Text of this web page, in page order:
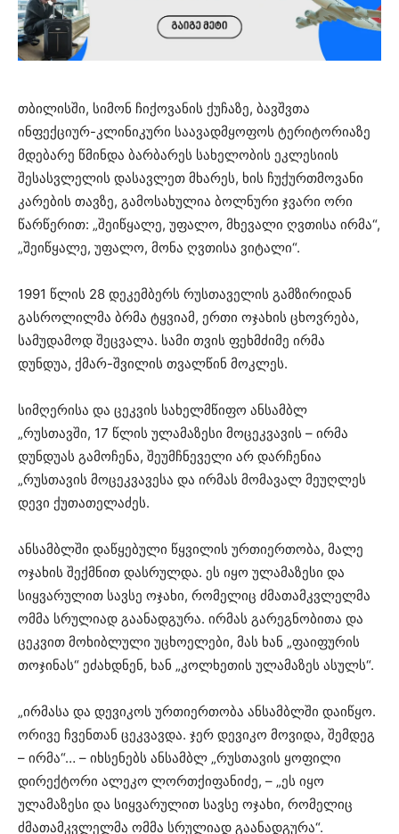
თბილისში, სიმონ ჩიქოვანის ქუჩაზე, ბავშვთა
ინფექციურ-კლინიკური საავადმყოფოს ტერიტორიაზე
მდებარე წმინდა ბარბარეს სახელობის ეკლესიის
შესასვლელის დასავლეთ მხარეს, ხის ჩუქურთმოვანი
კარების თავზე, გამოსახულია ბოლნური ჯვარი ორი
წარწერით: „შეიწყალე, უფალო, მხევალი ღვთისა ირმა“,
„შეიწყალე, უფალო, მონა ღვთისა ვიტალი“.
1991 წლის 28 დეკემბერს რუსთაველის გამზირიდან
გასროლილმა ბრმა ტყვიამ, ერთი ოჯახის ცხოვრება,
სამუდამოდ შეცვალა. სამი თვის ფეხმძიმე ირმა
დუნდუა, ქმარ-შვილის თვალწინ მოკლეს.
სიმღერისა და ცეკვის სახელმწიფო ანსამბლ
„რუსთავში, 17 წლის ულამაზესი მოცეკვავის – ირმა
დუნდუას გამოჩენა, შეუმჩნეველი არ დარჩენია
„რუსთავის მოცეკვავესა და ირმას მომავალ მეუღლეს
დევი ქუთათელაძეს.
ანსამბლში დაწყებული წყვილის ურთიერთობა, მალე
ოჯახის შექმნით დასრულდა. ეს იყო ულამაზესი და
სიყვარულით სავსე ოჯახი, რომელიც ძმათამკვლელმა
ომმა სრულიად გაანადგურა. ირმას გარეგნობითა და
ცეკვით მოხიბლული უცხოელები, მას ხან „ფაიფურის
თოჯინას“ ეძახდნენ, ხან „კოლხეთის ულამაზეს ასულს“.
„ირმასა და დევიკოს ურთიერთობა ანსამბლში დაიწყო.
ორივე ჩვენთან ცეკვავდა. ჯერ დევიკო მოვიდა, შემდეგ
– ირმა“… – იხსენებს ანსამბლ „რუსთავის ყოფილი
დირექტორი ალეკო ლორთქიფანიძე, – „ეს იყო
ულამაზესი და სიყვარულით სავსე ოჯახი, რომელიც
ძმათამკვლელმა ომმა სრულიად გაანადგურა“.